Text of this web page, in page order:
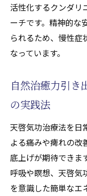
活性化するクンダリ
ーチです。精神的な
られるため、慢性症
なっています。
自然治癒力引き
の実践法
天啓気功治療法を日
よる痛みや痺れの改
底上げが期待できま
呼吸や瞑想、天啓気
を意識した簡単なエ